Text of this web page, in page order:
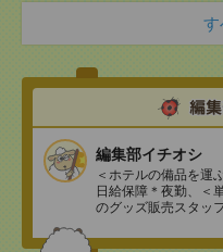
す
編集部イチオシ
＜ホテルの備品を運
日給保障＊夜勤、＜
のグッズ販売スタッ